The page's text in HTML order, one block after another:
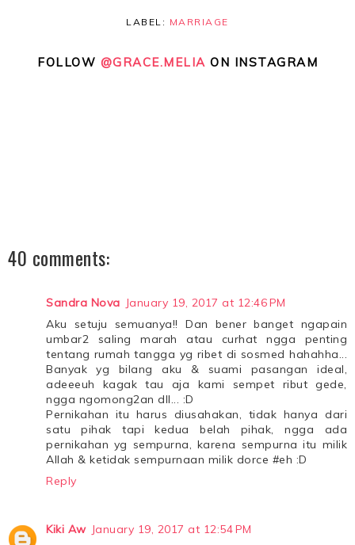
LABEL: MARRIAGE
FOLLOW @GRACE.MELIA ON INSTAGRAM
40 comments:
Sandra Nova January 19, 2017 at 12:46 PM
Aku setuju semuanya!! Dan bener banget ngapain
umbar2 saling marah atau curhat ngga penting
tentang rumah tangga yg ribet di sosmed hahahha...
Banyak yg bilang aku & suami pasangan ideal,
adeeeuh kagak tau aja kami sempet ribut gede,
ngga ngomong2an dll... :D
Pernikahan itu harus diusahakan, tidak hanya dari
satu pihak tapi kedua belah pihak, ngga ada
pernikahan yg sempurna, karena sempurna itu milik
Allah & ketidak sempurnaan milik dorce #eh :D
Reply
Kiki Aw January 19, 2017 at 12:54 PM